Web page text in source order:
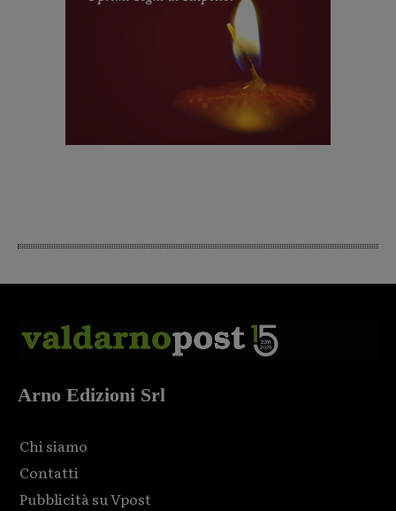
Arno Edizioni Srl
Chi siamo
Contatti
Pubblicità su Vpost